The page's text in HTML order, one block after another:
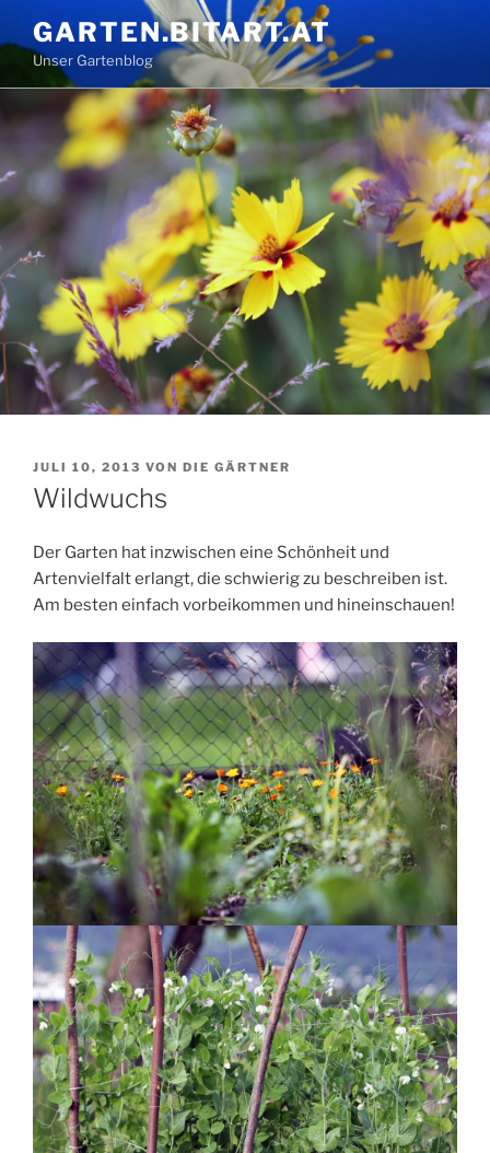
Inhalt
springen
GARTEN.BITART.AT
Unser Gartenblog
VERÖFFENTLICHT
AM
JULI 10, 2013 VON DIE GÄRTNER
Wildwuchs
Der Garten hat inzwischen eine Schönheit und
Artenvielfalt erlangt, die schwierig zu beschreiben ist.
Am besten einfach vorbeikommen und hineinschauen!